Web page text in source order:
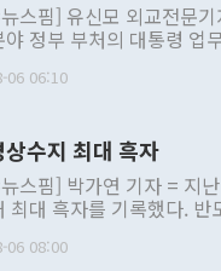
스핌] 유신모 외교전문
야 정부 부처의 대통령 업
는 정부 내 조율을 거치
망에 근거한 비현실적
북 정책 관련 발언이 물의
장관이 공개적으로 부정
리한 대북 접근법과 월권
06 06:10
수지 최대 흑자
스핌] 박가연 기자 = 지
최대 흑자를 기록했다.
년 6월 국제수지(잠정)'에 따르
06 08:00